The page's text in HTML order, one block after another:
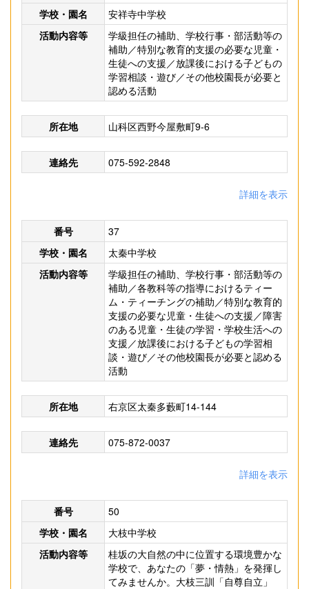
学校・園名
安祥寺中学校
活動内容等
学級担任の補助、学校行事・部活動等の
補助／特別な教育的支援の必要な児童・
生徒への支援／放課後における子どもの
学習相談・遊び／その他校園長が必要と
認める活動
所在地 山科区西野今屋敷町9-6
連絡先 075-592-2848
詳細を表示
番号
37
学校・園名
太秦中学校
活動内容等
学級担任の補助、学校行事・部活動等の
補助／各教科等の指導におけるティー
ム・ティーチングの補助／特別な教育的
支援の必要な児童・生徒への支援／障害
のある児童・生徒の学習・学校生活への
支援／放課後における子どもの学習相
談・遊び／その他校園長が必要と認める
活動
所在地 右京区太秦多藪町14-144
連絡先 075-872-0037
詳細を表示
番号
50
学校・園名
大枝中学校
活動内容等
桂坂の大自然の中に位置する環境豊かな
学校で、あなたの「夢・情熱」を発揮し
てみませんか。大枝三訓「自尊自立」